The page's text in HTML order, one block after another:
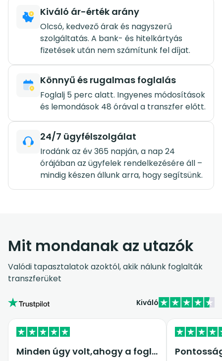
Kiváló ár-érték arány
Olcsó, kedvező árak és nagyszerű
szolgáltatás. A bank- és hitelkártyás
fizetések után nem számítunk fel díjat.
Könnyű és rugalmas foglalás
Foglalj 5 perc alatt. Ingyenes módosítások
és lemondások 48 órával a transzfer előtt.
24/7 ügyfélszolgálat
Irodánk az év 365 napján, a nap 24
órájában az ügyfelek rendelkezésére áll –
mindig készen állunk arra, hogy segítsünk.
Mit mondanak az utazók
Valódi tapasztalatok azoktól, akik nálunk foglalták
transzferüket
Kiváló
Minden úgy volt,ahogy a foglalásnál…